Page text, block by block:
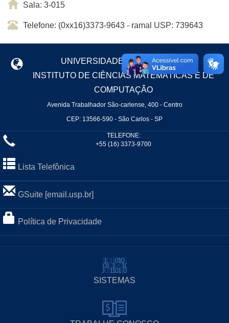
Sala: 3-015
Telefone: (0xx16)3373-9643 - ramal USP: 739643
UNIVERSIDADE DE SÃO PAULO
INSTITUTO DE CIÊNCIAS MATEMÁTICAS E DE
COMPUTAÇÃO
Avenida Trabalhador São-carlense, 400 - Centro
CEP: 13566-590 - São Carlos - SP
TELEFONE:
+55 (16) 3373-9700
Lista Telefônica
GSuite [email.usp.br]
Política de Privacidade
SISTEMAS